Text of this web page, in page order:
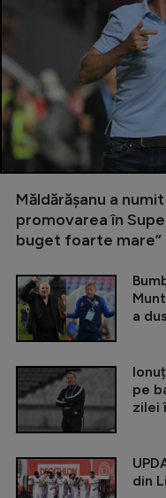
Măldărășanu a
promovarea în
buget foarte mare”
a
pe
zilei
din